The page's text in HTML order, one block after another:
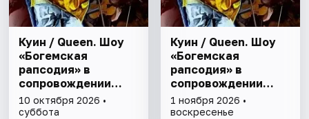
Куин / Queen. Шоу
«Богемская
рапсодия» в
сопровождении
симфонического
оркестра
10 октября 2026 •
суббота
Куин / Queen. Шоу
«Богемская
рапсодия» в
сопровождении
симфонического
оркестра
1 ноября 2026 •
воскресенье